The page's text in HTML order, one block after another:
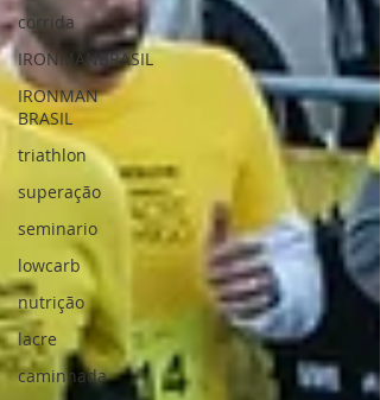
corrida
IRONMANBRASIL
IRONMAN
BRASIL
triathlon
superação
seminario
lowcarb
nutrição
lacre
caminhada